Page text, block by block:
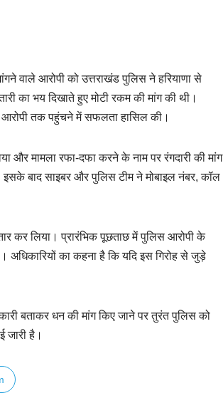
वाले आरोपी को उत्तराखंड पुलिस ने हरियाणा से
का भय दिखाते हुए मोटी रकम की मांग की थी।
तक पहुंचने में सफलता हासिल की।
और मामला रफा-दफा करने के नाम पर रंगदारी की मांग
बाद साइबर और पुलिस टीम ने मोबाइल नंबर, कॉल
कर लिया। प्रारंभिक पूछताछ में पुलिस आरोपी के
अधिकारियों का कहना है कि यदि इस गिरोह से जुड़े
बताकर धन की मांग किए जाने पर तुरंत पुलिस को
जारी है।